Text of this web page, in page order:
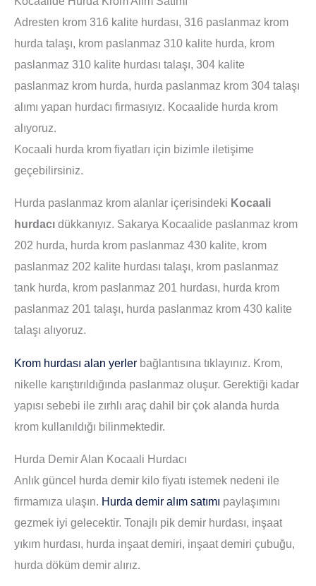
Adresten krom 316 kalite hurdası, 316 paslanmaz krom
hurda talaşı, krom paslanmaz 310 kalite hurda, krom
paslanmaz 310 kalite hurdası talaşı, 304 kalite
paslanmaz krom hurda, hurda paslanmaz krom 304 talaşı
alımı yapan hurdacı firmasıyız. Kocaalide hurda krom
alıyoruz.
Kocaali hurda krom fiyatları için bizimle iletişime
geçebilirsiniz.
Hurda paslanmaz krom alanlar içerisindeki Kocaali
hurdacı dükkanıyız. Sakarya Kocaalide paslanmaz krom
202 hurda, hurda krom paslanmaz 430 kalite, krom
paslanmaz 202 kalite hurdası talaşı, krom paslanmaz
tank hurda, krom paslanmaz 201 hurdası, hurda krom
paslanmaz 201 talaşı, hurda paslanmaz krom 430 kalite
talaşı alıyoruz.
Krom hurdası alan yerler bağlantısına tıklayınız. Krom,
nikelle karıştırıldığında paslanmaz oluşur. Gerektiği kadar
yapısı sebebi ile zırhlı araç dahil bir çok alanda hurda
krom kullanıldığı bilinmektedir.
Hurda Demir Alan Kocaali Hurdacı
Anlık güncel hurda demir kilo fiyatı istemek nedeni ile
firmamıza ulaşın. Hurda demir alım satımı paylaşımını
gezmek iyi gelecektir. Tonajlı pik demir hurdası, inşaat
yıkım hurdası, hurda inşaat demiri, inşaat demiri çubuğu,
hurda döküm demir alırız.